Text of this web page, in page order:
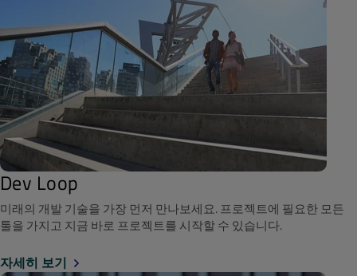
Dev Loop
미래의 개발 기술을 가장 먼저 만나보세요. 프로젝트에 필요한 모든
툴을 가지고 지금 바로 프로젝트를 시작할 수 있습니다.
자세히 보기